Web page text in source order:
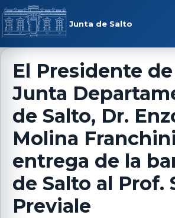
Saltar al contenido
Junta de Salto
menú
El Presidente
Junta
de Salto, Dr.
Molina
entrega de la
de Salto al Prof.
Previale